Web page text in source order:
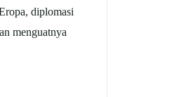
diplomasi
menguatnya